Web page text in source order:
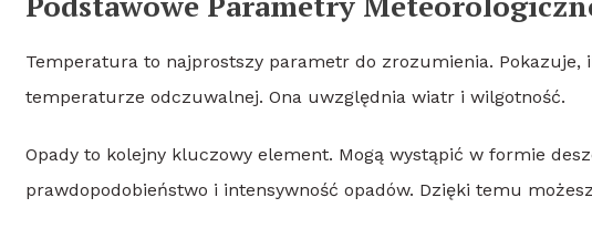
Temperatura to najprostszy parametr do zrozumienia.
temperaturze odczuwalnej. Ona uwzględnia wiatr i wilgotność.
Opady to kolejny kluczowy element. Mogą wystąpić w formie
prawdopodobieństwo i intensywność opadów. Dzięki temu